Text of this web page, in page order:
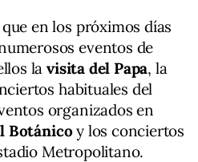
en los próximos días
eventos de
lavisita del Papa, la
habituales del
organizados en
Botánicoy los conciertos
Metropolitano.